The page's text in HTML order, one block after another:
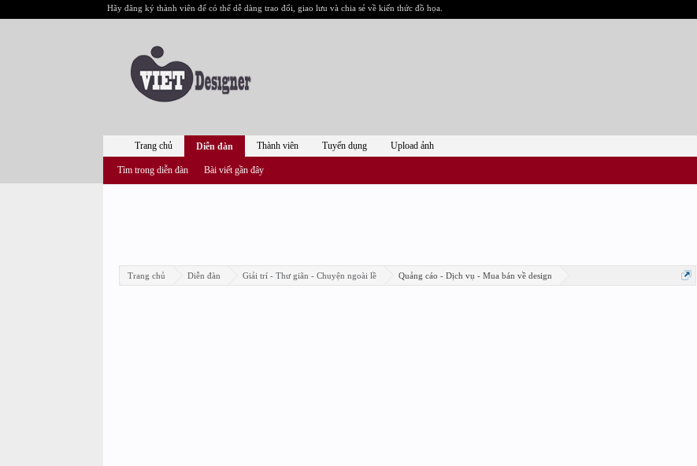
Hãy đăng ký thành viên để có thể dễ dàng trao đổi, giao lưu và chia sẻ về kiến thức đồ họa.
Trang chủ Diễn đàn Giải trí - Thư giãn - Chuyện ngoài lề Quảng cáo - Dịch vụ - Mua bán về design
Trang chủ Diễn đàn
Tìm trong diễn đàn Bài viết gần đây
Thành viên Tuyển dụng Upload ảnh